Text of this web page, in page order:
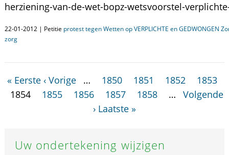
herziening-van-de-wet-bopz-wetsvoorstel-
22-01-2012 | Petitie protest tegen Wetten op VERPLICHTE en GEDWONGEN
zorg
« Eerste ‹ Vorige … 1850 1851 1852
1853
1854
1855 1856 1857 1858 …
Volgende
› Laatste »
Uw ondertekening wijzigen